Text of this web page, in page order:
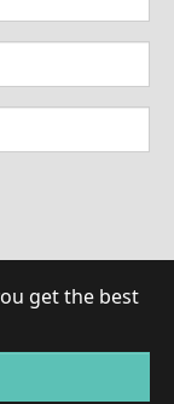
get the best